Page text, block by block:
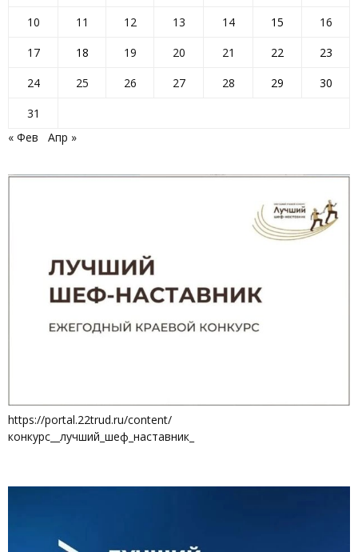
10
11 12 13 14 15
16
17
18 19 20 21 22
23
24
25 26 27 28 29
30
31
« Фев
Апр »
https://portal.22trud.ru/content/
конкурс__лучший_шеф_наставник_